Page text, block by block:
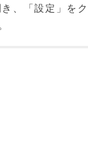
、「設定」をク